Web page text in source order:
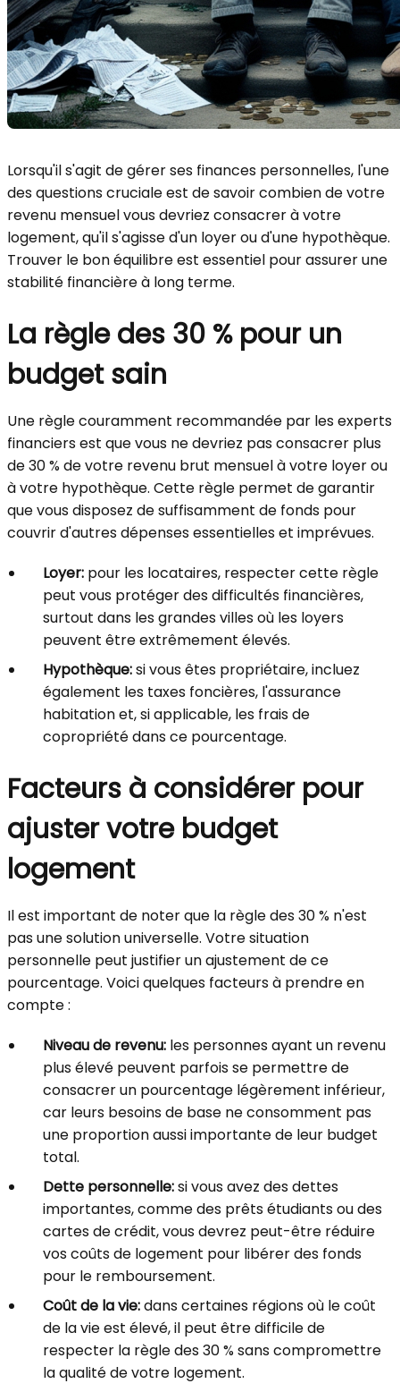
Lorsqu'il s'agit de gérer ses finances personnelles, l'une
des questions cruciale est de savoir combien de votre
revenu mensuel vous devriez consacrer à votre
logement, qu'il s'agisse d'un loyer ou d'une hypothèque.
Trouver le bon équilibre est essentiel pour assurer une
stabilité financière à long terme.
La règle des 30 % pour un
budget sain
Une règle couramment recommandée par les experts
financiers est que vous ne devriez pas consacrer plus
de 30 % de votre revenu brut mensuel à votre loyer ou
à votre hypothèque. Cette règle permet de garantir
que vous disposez de suffisamment de fonds pour
couvrir d'autres dépenses essentielles et imprévues.
Loyer: pour les locataires, respecter cette règle
peut vous protéger des difficultés financières,
surtout dans les grandes villes où les loyers
peuvent être extrêmement élevés.
Hypothèque:si vous êtes propriétaire, incluez
également les taxes foncières, l'assurance
habitation et, si applicable, les frais de
copropriété dans ce pourcentage.
Facteurs à considérer pour
ajuster votre budget
logement
Il est important de noter que la règle des 30 % n'est
pas une solution universelle. Votre situation
personnelle peut justifier un ajustement de ce
pourcentage. Voici quelques facteurs à prendre en
compte :
Niveau de revenu: les personnes ayant un revenu
plus élevé peuvent parfois se permettre de
consacrer un pourcentage légèrement inférieur,
car leurs besoins de base ne consomment pas
une proportion aussi importante de leur budget
total.
Dette personnelle:si vous avez des dettes
importantes, comme des prêts étudiants ou des
cartes de crédit, vous devrez peut-être réduire
vos coûts de logement pour libérer des fonds
pour le remboursement.
Coût de la vie:dans certaines régions où le coût
de la vie est élevé, il peut être difficile de
respecter la règle des 30 % sans compromettre
la qualité de votre logement.